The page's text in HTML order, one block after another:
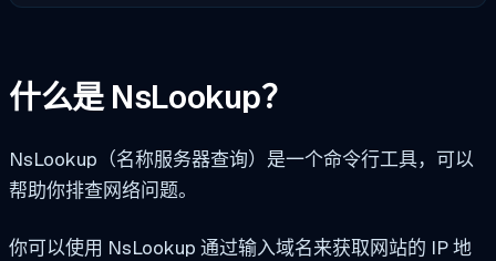
什么是 NsLookup？
NsLookup（名称服务器查询）是一个命令行工具，可以
帮助你排查网络问题。
你可以使用 NsLookup 通过输入域名来获取网站的 IP 地